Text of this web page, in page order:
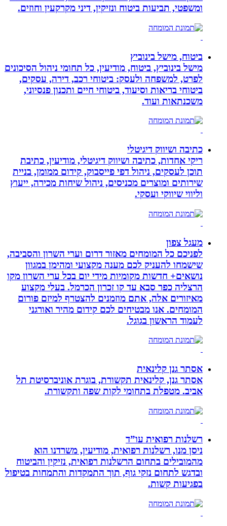
ומשפטי, תביעות ביטוח ונזיקין, דיני מקרקעין וחוזים.
ביטוח, מישל בינוביץ
מישל בינוביץ, ביטוח, מודיעין, כל תחומי ניהול הסיכונים
לפרט, למשפחה ולעסק: ביטוחי רכב, דירה, עסקים,
ביטוחי בריאות וסיעוד, ביטוחי חיים ותכנון פנסיוני,
משכנתאות ועוד.
כתיבה ושיווק דיגיטלי
ריקי אחדות, כתיבה ושיווק דיגיטלי, מודיעין, כתיבת
תוכן לעסקים, ניהול דפי פייסבוק, קידום ממומן, בניית
שירותים ומוצרים מכניסים, ניהול שיחות מכירה, ייעוץ
וליווי שיווקי ועסקי.
מעגל צפון
לפניכם כל המומחים מאזור דרום וערי השרון והסביבה,
שישמחו להעניק לכם מענה מקצועי ומהימן במגוון
נושאים+ חדשות מקומיות מידי יום בכל ערי השרון מקו
הרצליה כפר סבא עד קו זכרון הכרמל. בעלי מקצוע
מאיזורים אלה, אתם מוזמנים להצטרף למיזם פורום
המומחים. אנו מבטיחים לכם קידום מהיר ואורגני
לעמוד הראשון בגוגל.
אסתר גנן קלינאית
אסתר גנן, קלינאית תקשורת, בוגרת אוניברסיטת תל
אביב. מטפלת בתחומי לקות שפה ותקשורת.
רשלנות רפואית עו”ד
ניסן מנו, רשלנות רפואית, מודיעין, משרדנו הוא
מהמובילים בתחום הרשלנות רפואית, נזיקין והביטוח
ובדגש לתחום נזקי גוף, תוך התמקדות והתמחות בטיפול
בפגיעות קשות.